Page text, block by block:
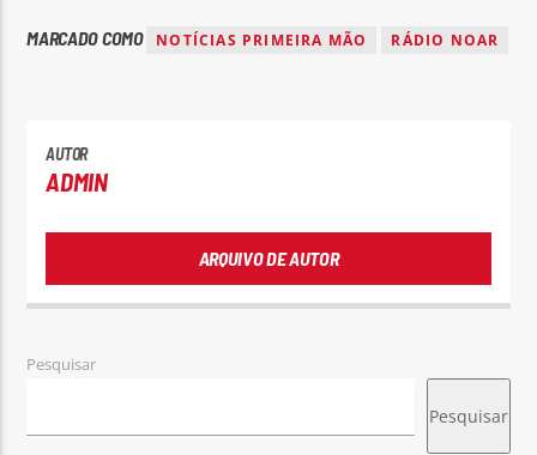
MARCADO COMO NOTÍCIAS PRIMEIRA MÃO RÁDIO NOAR
AUTOR
ADMIN
ARQUIVO DE AUTOR
Pesquisar
Pesquisar